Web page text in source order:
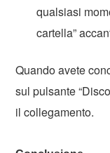
qualsiasi
cartella”
Quando avete
sul pulsante
il collegamento.